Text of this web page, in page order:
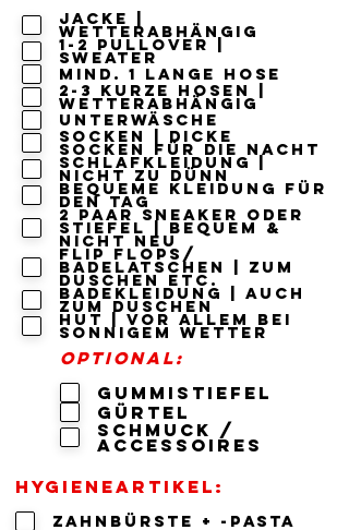
Jacke |
wetterabhängig
1-2 Pullover |
Sweater
mind. 1 lange Hose
2-3 kurze Hosen |
wetterabhängig
Unterwäsche
Socken | dicke
Socken für die Nacht
Schlafkleidung |
nicht zu dünn
bequeme Kleidung für
den Tag
2 Paar Sneaker oder
stiefel | bequem &
nicht neu
Flip Flops/
Badelatschen | zum
duschen etc.
Badekleidung | auch
zum duschen
Hut | vor allem bei
sonnigem wetter
Optional:
gummistiefel
gürtel
schmuck /
accessoires
Hygieneartikel:
Zahnbürste + -pasta